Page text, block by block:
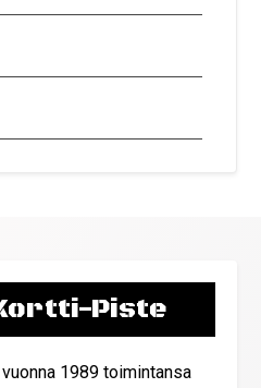
Piste
1989 toimintansa